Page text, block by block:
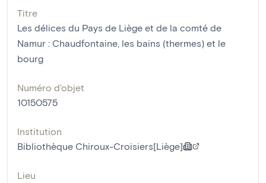
Titre
Les délices du Pays de Liège et de la comté de
Namur : Chaudfontaine, les bains (thermes) et le
bourg
Numéro d'objet
10150575
Institution
Bibliothèque Chiroux-Croisiers[Liège]
Lieu